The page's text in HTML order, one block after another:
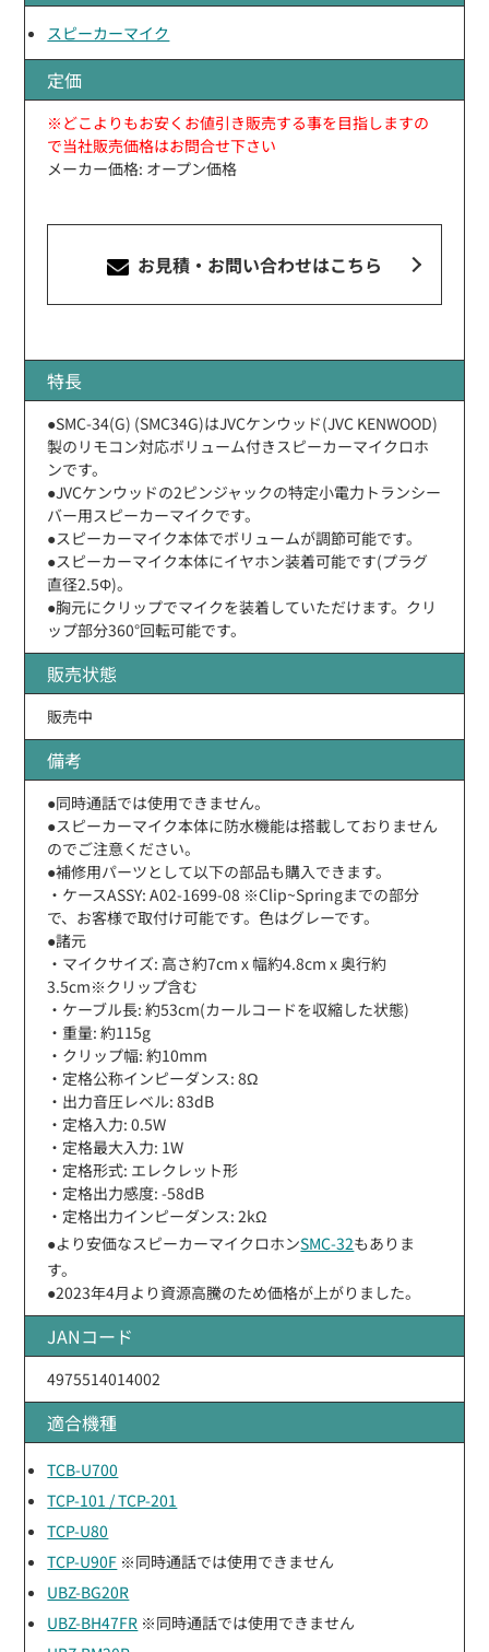
スピーカーマイク
定価
※どこよりもお安くお値引き販売する事を目指しますの
で当社販売価格はお問合せ下さい
メーカー価格: オープン価格
お見積・お問い合わせはこちら
特長
●SMC-34(G) (SMC34G)はJVCケンウッド(JVC KENWOOD)
製のリモコン対応ボリューム付きスピーカーマイクロホ
ンです。
●JVCケンウッドの2ピンジャックの特定小電力トランシー
バー用スピーカーマイクです。
●スピーカーマイク本体でボリュームが調節可能です。
●スピーカーマイク本体にイヤホン装着可能です(プラグ
直径2.5Φ)。
●胸元にクリップでマイクを装着していただけます。クリ
ップ部分360°回転可能です。
販売状態
販売中
備考
●同時通話では使用できません。
●スピーカーマイク本体に防水機能は搭載しておりません
のでご注意ください。
●補修用パーツとして以下の部品も購入できます。
・ケースASSY: A02-1699-08 ※Clip~Springまでの部分
で、お客様で取付け可能です。色はグレーです。
●諸元
・マイクサイズ: 高さ約7cm x 幅約4.8cm x 奥行約
3.5cm※クリップ含む
・ケーブル長: 約53cm(カールコードを収縮した状態)
・重量: 約115g
・クリップ幅: 約10mm
・定格公称インピーダンス: 8Ω
・出力音圧レベル: 83dB
・定格入力: 0.5W
・定格最大入力: 1W
・定格形式: エレクレット形
・定格出力感度: -58ⅾB
・定格出力インピーダンス: 2kΩ
●より安価なスピーカーマイクロホンSMC-32もありま
す。
●2023年4月より資源高騰のため価格が上がりました。
JANコード
4975514014002
適合機種
TCB-U700
TCP-101 / TCP-201
TCP-U80
TCP-U90F ※同時通話では使用できません
UBZ-BG20R
UBZ-BH47FR ※同時通話では使用できません